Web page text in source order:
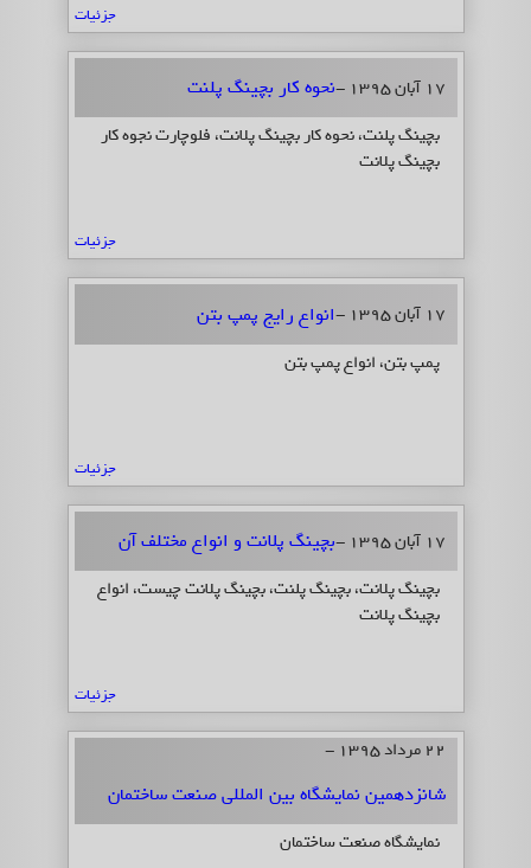
جزئیات
17 آبان 1395 - نحوه کار بچینگ پلنت
بچینگ پلنت، نحوه کار بچینگ پلانت، فلوچارت نجوه کار
بچینگ پلانت
جزئیات
17 آبان 1395 - انواع رایج پمپ بتن
پمپ بتن، انواع پمپ بتن
جزئیات
17 آبان 1395 - بچینگ پلانت و انواع مختلف آن
بچینگ پلانت، بچینگ پلنت، بچینگ پلانت چیست، انواع
بچینگ پلانت
جزئیات
22 مرداد 1395 -
شانزدهمین نمایشگاه بین المللی صنعت ساختمان
نمایشگاه صنعت ساختمان